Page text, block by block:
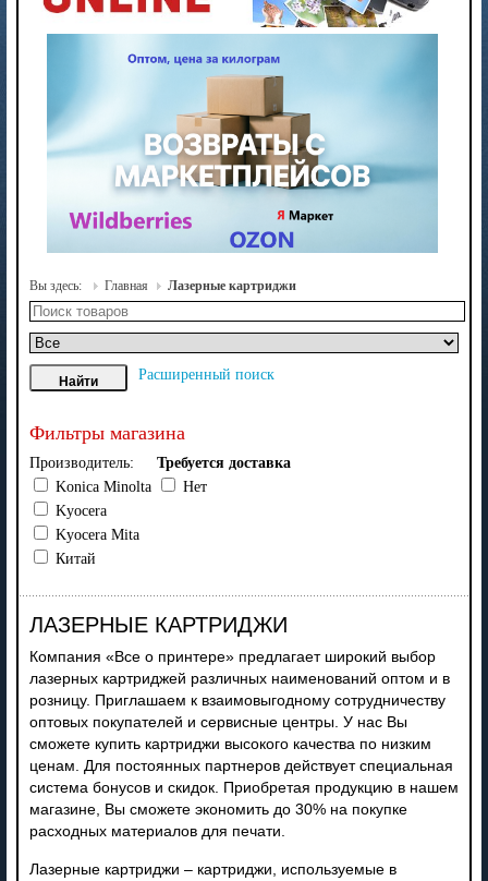
Вы здесь: Главная Лазерные картриджи
Расширенный поиск
Фильтры магазина
Производитель:
Konica Minolta
Kyocera
Kyocera Mita
Китай
Требуется доставка
Нет
ЛАЗЕРНЫЕ КАРТРИДЖИ
Компания «Все о принтере» предлагает широкий выбор
лазерных картриджей различных наименований оптом и в
розницу. Приглашаем к взаимовыгодному сотрудничеству
оптовых покупателей и сервисные центры. У нас Вы
сможете купить картриджи высокого качества по низким
ценам. Для постоянных партнеров действует специальная
система бонусов и скидок. Приобретая продукцию в нашем
магазине, Вы сможете экономить до 30% на покупке
расходных материалов для печати.
Лазерные картриджи – картриджи, используемые в